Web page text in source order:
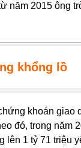
năm 2015 ông
khổng lồ
khoán
đó, trong
lên 1 tỷ 71 triệu